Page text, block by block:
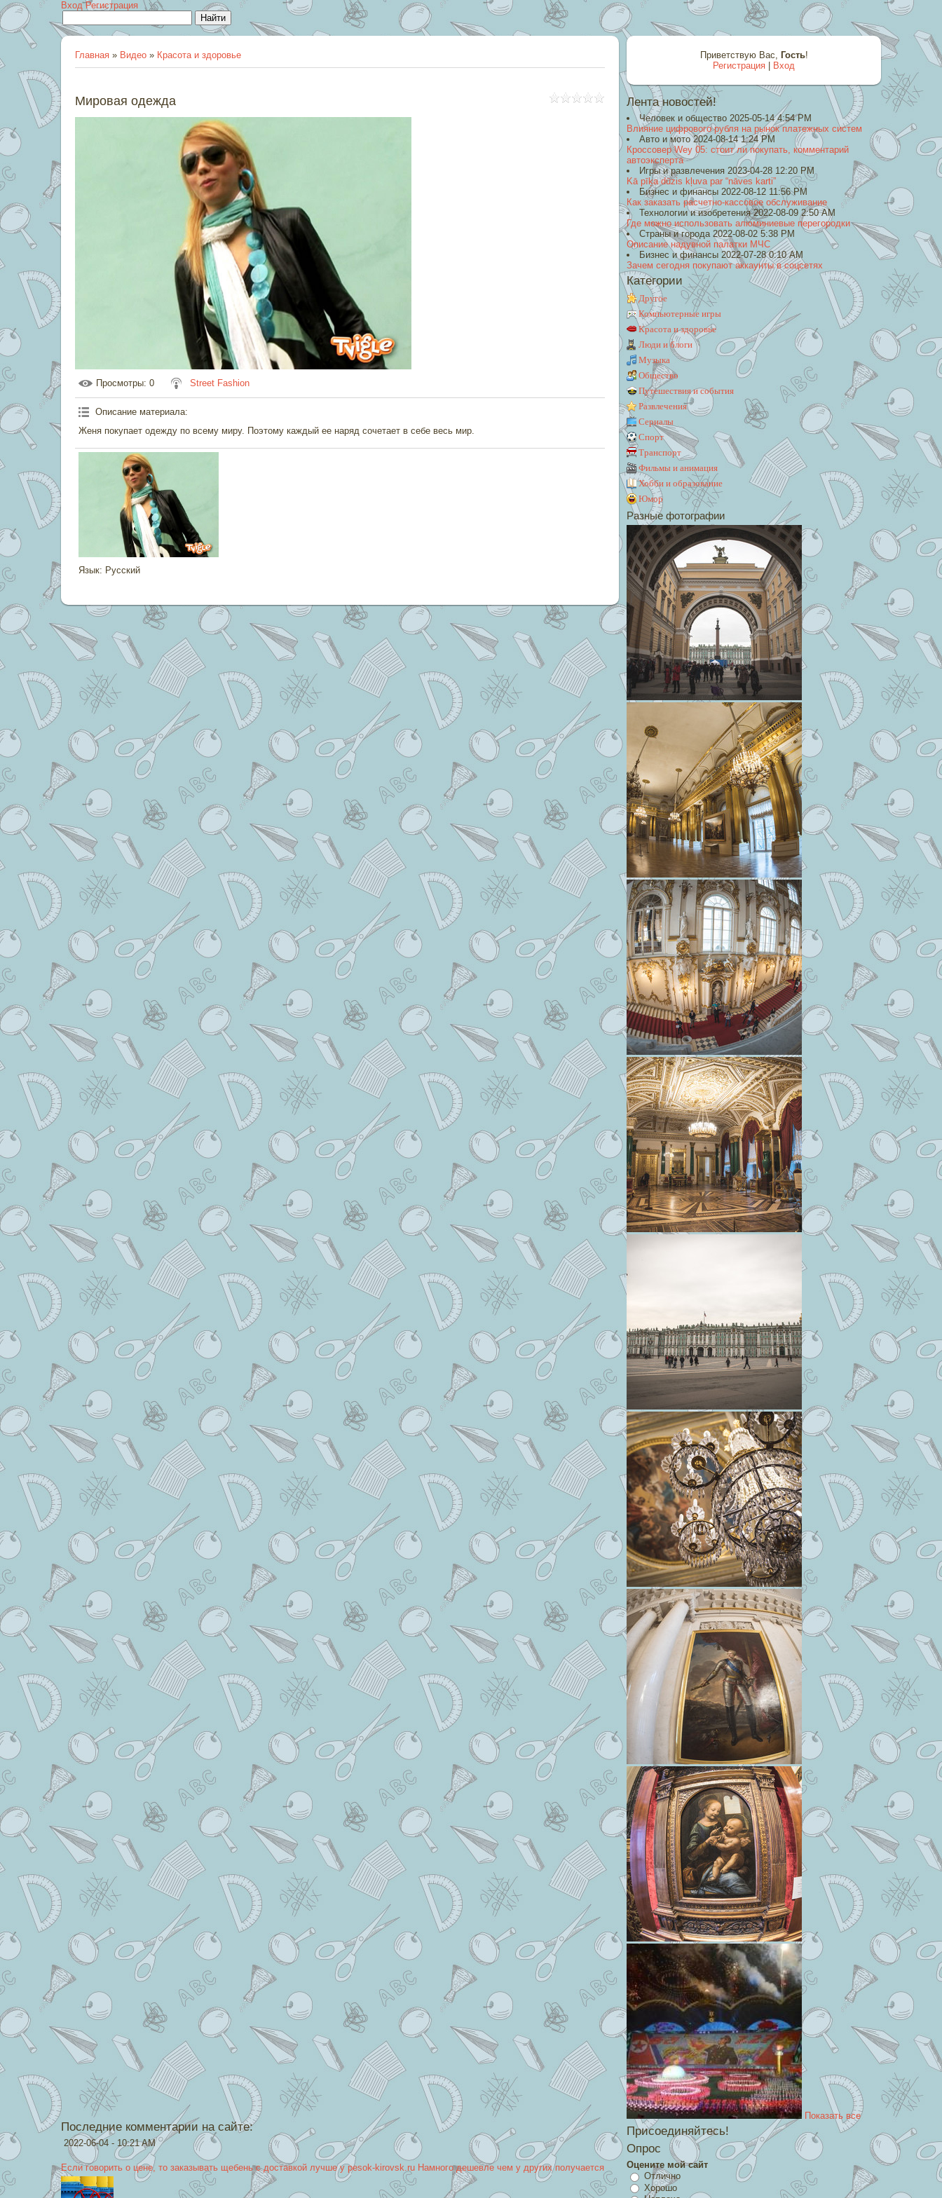
Вход Регистрация
Главная » Видео » Красота и здоровье
Мировая одежда
Просмотры: 0 Street Fashion
Описание материала:
Женя покупает одежду по всему миру. Поэтому каждый ее наряд сочетает в себе весь мир.
Язык: Русский
Приветствую Вас, Гость!
Регистрация
Вход
Лента новостей!
Человек и общество 2025-05-14 4:54 PM
Влияние цифрового рубля на рынок платежных систем
Авто и мото 2024-08-14 1:24 PM
Кроссовер Wey 05: стоит ли покупать, комментарий
автоэксперта
Игры и развлечения 2023-04-28 12:20 PM
Kā pīķa dūzis kļuva par “nāves karti”
Бизнес и финансы 2022-08-12 11:56 PM
Как заказать расчетно-кассовое обслуживание
Технологии и изобретения 2022-08-09 2:50 AM
Где можно использовать алюминиевые перегородки
Страны и города 2022-08-02 5:38 PM
Описание надувной палатки МЧС
Бизнес и финансы 2022-07-28 0:10 AM
Зачем сегодня покупают аккаунты в соцсетях
Категории
Другое
Компьютерные игры
Красота и здоровье
Люди и блоги
Музыка
Общество
Путешествия и события
Развлечения
Сериалы
Спорт
Транспорт
Фильмы и анимация
Хобби и образование
Юмор
Разные фотографии
Показать все
Присоединяйтесь!
Опрос
Оцените мой сайт
Отлично
Хорошо
Последние комментарии на сайте:
2022-06-04 - 10:21 AM
Если говорить о цене, то заказывать щебень с доставкой лучше у pesok-kirovsk.ru Намного дешевле чем у других получается